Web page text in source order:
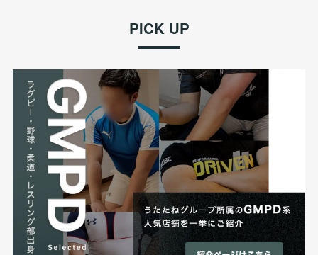
PICK UP